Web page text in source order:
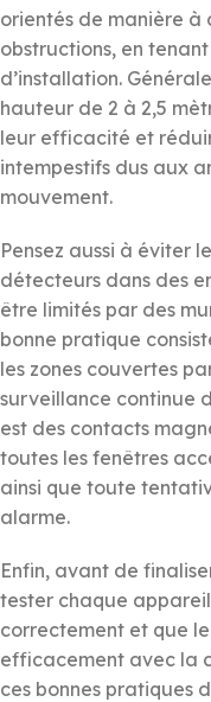
orientés de manière à
obstructions, en
d’installation.
hauteur de 2 à 2,5
leur efficacité et
intempestifs dus aux
mouvement.
Pensez aussi à éviter
détecteurs dans des
être limités par des
bonne pratique
les zones couvertes
surveillance continue
est des contacts
toutes les fenêtres
ainsi que toute
alarme.
Enfin, avant de
tester chaque appareil
correctement et que
efficacement avec la
ces bonnes pratiques